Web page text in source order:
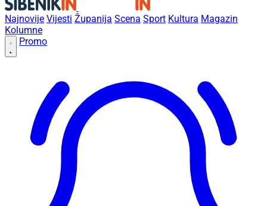
Najnovije Vijesti Županija Scena Sport Kultura Magazin
Kolumne
Promo